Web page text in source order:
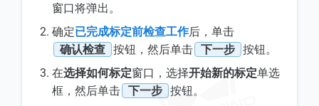
窗口将弹出。
确定已完成标定前检查工作后，单击
确认检查 按钮，然后单击 下一步 按钮。
在选择如何标定窗口，选择开始新的标定单选
框，然后单击 下一步 按钮。